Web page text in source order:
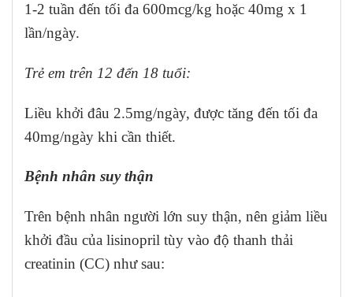
1-2 tuần đến tối đa 600mcg/kg hoặc 40mg x 1
lần/ngày.
Trẻ em trên 12 đến 18 tuổi:
Liều khởi đâu 2.5mg/ngày, được tăng đến tối đa
40mg/ngày khi cần thiết.
Bệnh nhân suy thận
Trên bệnh nhân người lớn suy thận, nên giảm liều
khởi đầu của lisinopril tùy vào độ thanh thải
creatinin (CC) như sau: